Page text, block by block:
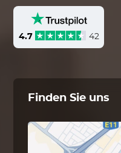
4.7 42
Finden Sie uns